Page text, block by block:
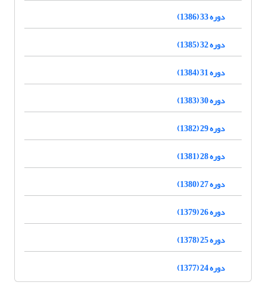
دوره 33 (1386)
دوره 32 (1385)
دوره 31 (1384)
دوره 30 (1383)
دوره 29 (1382)
دوره 28 (1381)
دوره 27 (1380)
دوره 26 (1379)
دوره 25 (1378)
دوره 24 (1377)